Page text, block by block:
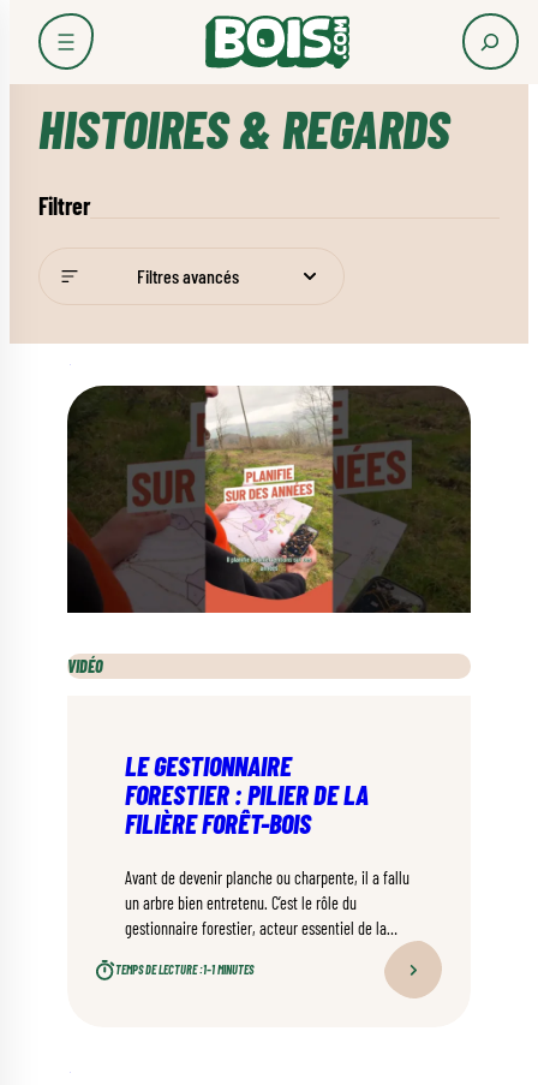
Accueil Histoires & regards
HISTOIRES & REGARDS
Filtrer
Filtres avancés
VIDÉO
LE GESTIONNAIRE
FORESTIER : PILIER DE LA
FILIÈRE FORÊT-BOIS
Avant de devenir planche ou charpente, il a fallu
un arbre bien entretenu. C’est le rôle du
gestionnaire forestier, acteur essentiel de la
ressources.
TEMPS DE LECTURE :1–1 MINUTES